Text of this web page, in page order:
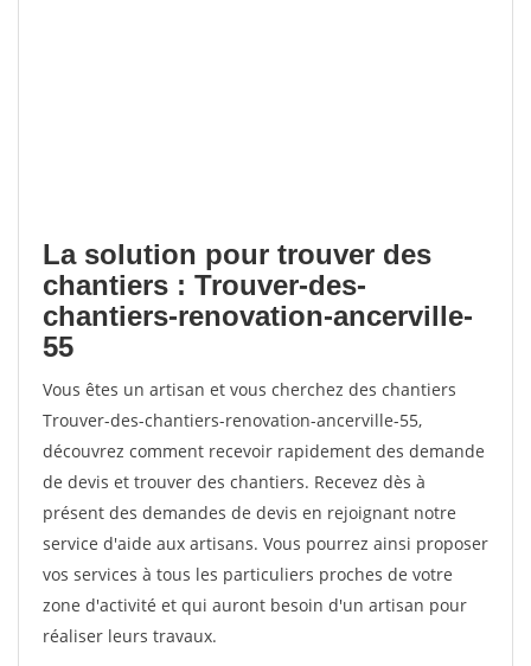
La solution pour trouver des
chantiers : Trouver-des-
chantiers-renovation-ancerville-
55
Vous êtes un artisan et vous cherchez des chantiers
Trouver-des-chantiers-renovation-ancerville-55,
découvrez comment recevoir rapidement des demande
de devis et trouver des chantiers. Recevez dès à
présent des demandes de devis en rejoignant notre
service d'aide aux artisans. Vous pourrez ainsi proposer
vos services à tous les particuliers proches de votre
zone d'activité et qui auront besoin d'un artisan pour
réaliser leurs travaux.